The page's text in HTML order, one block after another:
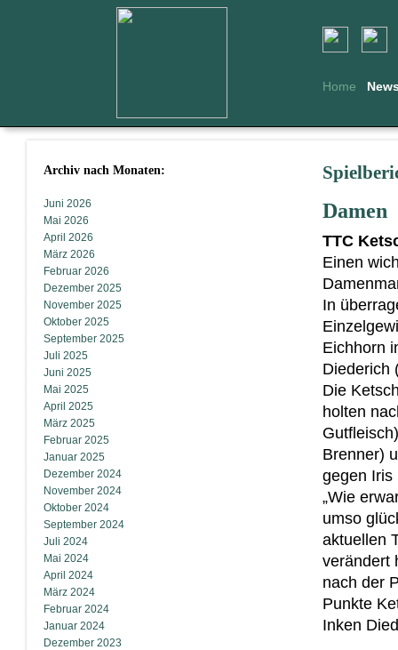
Home
Archiv nach Monaten:
Juni 2026
Mai 2026
April 2026
März 2026
Februar 2026
Dezember 2025
November 2025
Oktober 2025
September 2025
Juli 2025
Juni 2025
Mai 2025
April 2025
März 2025
Februar 2025
Januar 2025
Dezember 2024
November 2024
Oktober 2024
September 2024
Juli 2024
Mai 2024
April 2024
März 2024
Februar 2024
Januar 2024
Dezember 2023
Damen
TTC
Einen
In
Eichhorn
Diederich
Die
holten
Brenner)
gegen Iris
„Wie
umso
aktuellen
verändert
nach der
Punkte
Inken